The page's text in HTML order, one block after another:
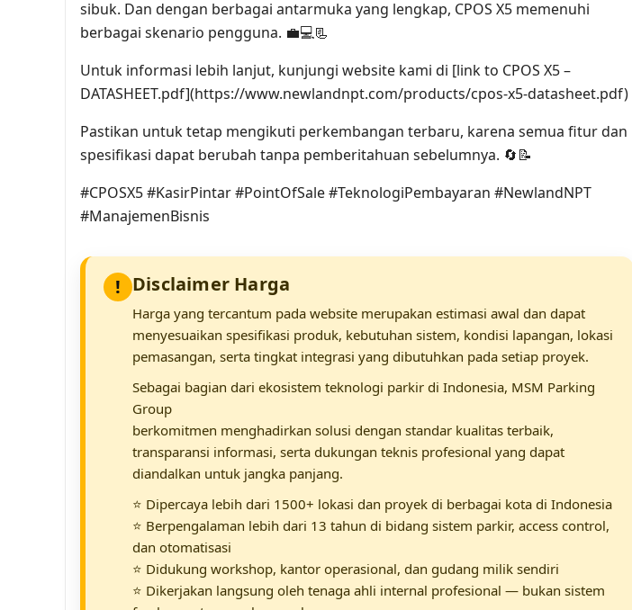
sibuk. Dan dengan berbagai antarmuka yang lengkap, CPOS X5 memenuhi
berbagai skenario pengguna. 💼💻📃
Untuk informasi lebih lanjut, kunjungi website kami di [link to CPOS X5 –
DATASHEET.pdf](https://www.newlandnpt.com/products/cpos-x5-datasheet.pdf)
Pastikan untuk tetap mengikuti perkembangan terbaru, karena semua fitur dan
spesifikasi dapat berubah tanpa pemberitahuan sebelumnya. 🔄📝
#CPOSX5 #KasirPintar #PointOfSale #TeknologiPembayaran #NewlandNPT
#ManajemenBisnis
! Disclaimer Harga
Harga yang tercantum pada website merupakan estimasi awal dan dapat
menyesuaikan spesifikasi produk, kebutuhan sistem, kondisi lapangan, lokasi
pemasangan, serta tingkat integrasi yang dibutuhkan pada setiap proyek.
Sebagai bagian dari ekosistem teknologi parkir di Indonesia, MSM Parking
Group
berkomitmen menghadirkan solusi dengan standar kualitas terbaik,
transparansi informasi, serta dukungan teknis profesional yang dapat
diandalkan untuk jangka panjang.
⭐ Dipercaya lebih dari 1500+ lokasi dan proyek di berbagai kota di Indonesia
⭐ Berpengalaman lebih dari 13 tahun di bidang sistem parkir, access control,
dan otomatisasi
⭐ Didukung workshop, kantor operasional, dan gudang milik sendiri
⭐ Dikerjakan langsung oleh tenaga ahli internal profesional — bukan sistem